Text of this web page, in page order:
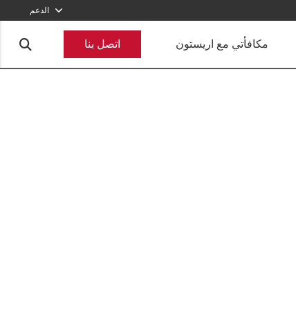
الدعم
800-2747866
مكافأتي مع اريستون اتصل بنا